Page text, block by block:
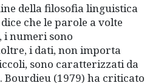
della filosofia linguistica
che le parole a volte
i numeri sono
i dati, non importa
sono caratterizzati da
(1979) ha criticato